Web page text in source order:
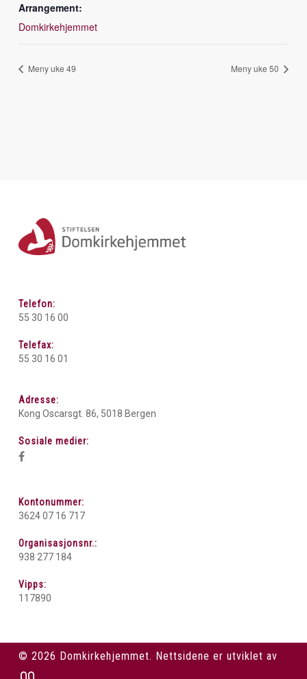
Arrangement:
Domkirkehjemmet
Meny uke 49 Meny uke 50
Telefon:
55 30 16 00
Telefax:
55 30 16 01
Adresse:
Kong Oscarsgt. 86, 5018 Bergen
Sosiale medier:
Kontonummer:
3624 07 16 717
Organisasjonsnr.:
938 277 184
Vipps:
117890
© 2026 Domkirkehjemmet. Nettsidene er utviklet av